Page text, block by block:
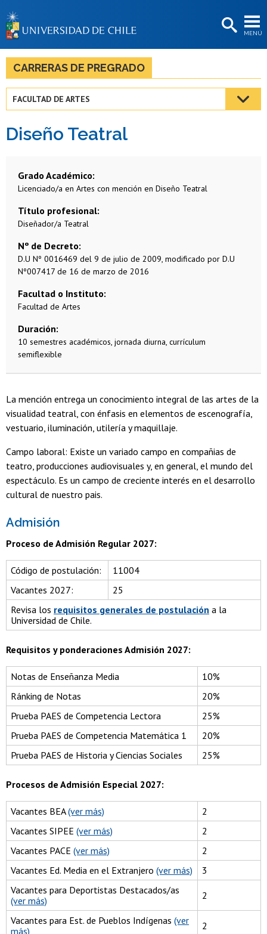
MENÚ
BIBLIOTECAS
LA UNIVERSIDAD
Estudiantes
Académicas/os
Egresadas/os
CARRERAS DE PREGRADO
FACULTAD DE ARTES
Diseño Teatral
Grado Académico
Licenciado/a en Artes con mención en Diseño Teatral
Título profesional
Diseñador/a Teatral
Nº de Decreto
D.U Nº 0016469 del 9 de julio de 2009, modificado por D.U
Nº007417 de 16 de marzo de 2016
Facultad o Instituto
Facultad de Artes
Duración
10 semestres académicos, jornada diurna, currículum
semiflexible
La mención entrega un conocimiento integral de las artes de la
visualidad teatral, con énfasis en elementos de escenografía,
vestuario, iluminación, utilería y maquillaje.
Campo laboral: Existe un variado campo en compañias de
teatro, producciones audiovisuales y, en general, el mundo del
espectáculo. Es un campo de creciente interés en el desarrollo
cultural de nuestro pais.
Admisión
Proceso de Admisión Regular 2027:
Código de postulación:
11004
Vacantes 2027:
25
Revisa los requisitos generales de postulación a la
Universidad de Chile.
Requisitos y ponderaciones Admisión 2027:
Notas de Enseñanza Media
10%
Ránking de Notas
20%
Prueba PAES de Competencia Lectora
25%
Prueba PAES de Competencia Matemática 1
20%
Prueba PAES de Historia y Ciencias Sociales
25%
Procesos de Admisión Especial 2027:
Vacantes BEA(ver más)
2
Vacantes SIPEE (ver más)
2
Vacantes PACE (ver más)
2
Vacantes Ed. Media en el Extranjero (ver más)
3
Vacantes para Deportistas Destacados/as
(ver más)
2
Vacantes para Est. de Pueblos Indígenas (ver
más)
2